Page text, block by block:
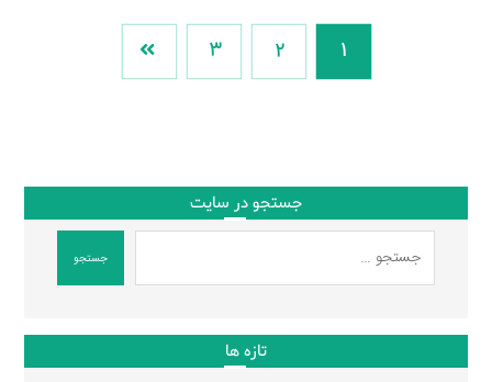
1
2
3
جستجو در سایت
جستجو
تازه ها